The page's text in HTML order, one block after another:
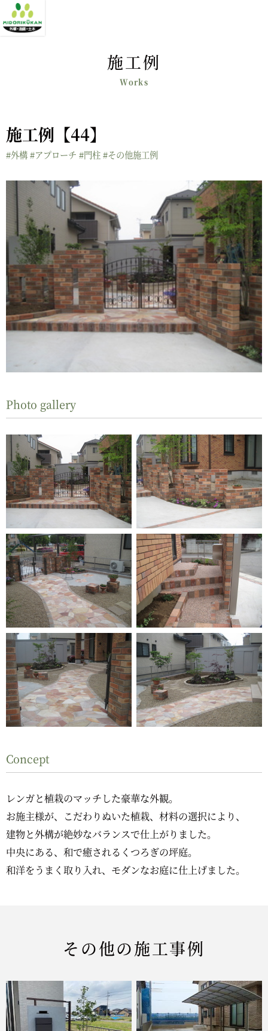
施工例
施工例【44】
#外構#アプローチ #門柱#その他施工例
Photo gallery
Concept
レンガと植栽のマッチした豪華な外観。
お施主様が、こだわりぬいた植栽、材料の選択により、
建物と外構が絶妙なバランスで仕上がりました。
中央にある、和で癒されるくつろぎの坪庭。
和洋をうまく取り入れ、モダンなお庭に仕上げました。
その他の施工事例